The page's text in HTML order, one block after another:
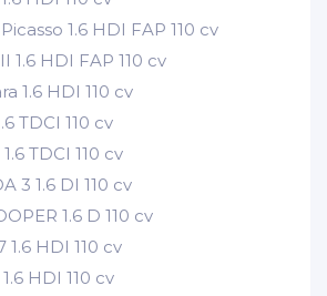
1.6 HDI FAP 110 cv
1.6 HDI FAP 110 cv
1.6 HDI 110 cv
TDCI 110 cv
TDCI 110 cv
3 1.6 DI 110 cv
1.6 D 110 cv
HDI 110 cv
HDI 110 cv